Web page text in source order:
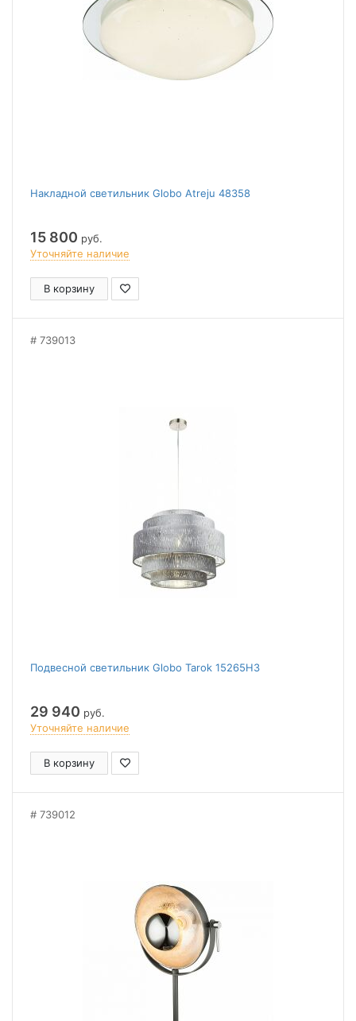
Накладной светильник Globo Atreju 48358
15 800 руб.
Уточняйте наличие
В корзину
739013
Подвесной светильник Globo Tarok 15265H3
29 940 руб.
Уточняйте наличие
В корзину
739012